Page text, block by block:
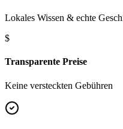
Lokales Wissen & echte
$
Transparente Preise
Keine versteckten Gebühren